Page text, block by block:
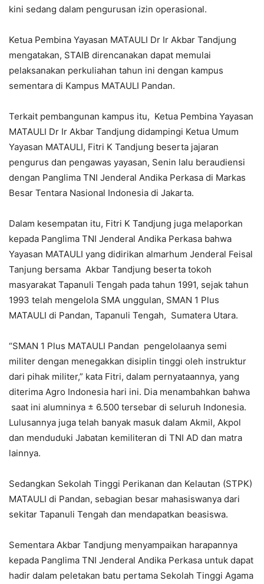
kini sedang dalam pengurusan izin operasional.
Ketua Pembina Yayasan MATAULI Dr Ir Akbar Tandjung
mengatakan, STAIB direncanakan dapat memulai
pelaksanakan perkuliahan tahun ini dengan kampus
sementara di Kampus MATAULI Pandan.
Terkait pembangunan kampus itu, Ketua Pembina Yayasan
MATAULI Dr Ir Akbar Tandjung didampingi Ketua Umum
Yayasan MATAULI, Fitri K Tandjung beserta jajaran
pengurus dan pengawas yayasan, Senin lalu beraudiensi
dengan Panglima TNI Jenderal Andika Perkasa di Markas
Besar Tentara Nasional Indonesia di Jakarta.
Dalam kesempatan itu, Fitri K Tandjung juga melaporkan
kepada Panglima TNI Jenderal Andika Perkasa bahwa
Yayasan MATAULI yang didirikan almarhum Jenderal Feisal
Tanjung bersama Akbar Tandjung beserta tokoh
masyarakat Tapanuli Tengah pada tahun 1991, sejak tahun
1993 telah mengelola SMA unggulan, SMAN 1 Plus
MATAULI di Pandan, Tapanuli Tengah, Sumatera Utara.
“SMAN 1 Plus MATAULI Pandan pengelolaanya semi
militer dengan menegakkan disiplin tinggi oleh instruktur
dari pihak militer,” kata Fitri, dalam pernyataannya, yang
diterima Agro Indonesia hari ini. Dia menambahkan bahwa
saat ini alumninya ± 6.500 tersebar di seluruh Indonesia.
Lulusannya juga telah banyak masuk dalam Akmil, Akpol
dan menduduki Jabatan kemiliteran di TNI AD dan matra
lainnya.
Sedangkan Sekolah Tinggi Perikanan dan Kelautan (STPK)
MATAULI di Pandan, sebagian besar mahasiswanya dari
sekitar Tapanuli Tengah dan mendapatkan beasiswa.
Sementara Akbar Tandjung menyampaikan harapannya
kepada Panglima TNI Jenderal Andika Perkasa untuk dapat
hadir dalam peletakan batu pertama Sekolah Tinggi Agama